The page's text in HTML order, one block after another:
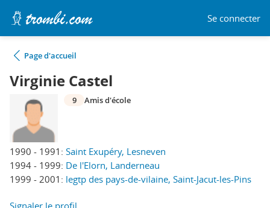
Se connecter
Page d'accueil
Virginie Castel
1990 - 1991: Saint Exupéry, Lesneven
1994 - 1999: De l'Elorn, Landerneau
1999 - 2001: legtp des pays-de-vilaine, Saint-Jacut-les-Pins
9 Amis d'école
Signaler le profil